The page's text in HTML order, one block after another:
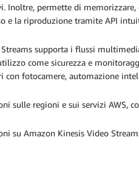
Inoltre, permette di
e la riproduzione tramite API
supporta i flussi
come sicurezza e
con fotocamere, automazione
sulle regioni e sui servizi AWS,
su Amazon Kinesis Video